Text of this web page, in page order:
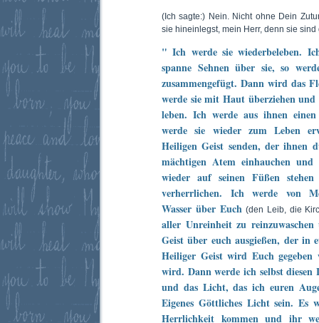
(Ich sagte:) Nein. Nicht ohne Dein
sie hineinlegst, mein Herr, denn sie
" Ich werde sie wiederbeleben.
spanne Sehnen über sie, so
zusammengefügt. Dann wird das
werde sie mit Haut überziehen
leben. Ich werde aus ihnen
werde sie wieder zum Leben
Heiligen Geist senden, der ihnen
mächtigen Atem einhauchen
wieder auf seinen Füßen
verherrlichen. Ich werde von
Wasser über Euch (den Leib, die
aller Unreinheit zu
Geist über euch ausgießen, der
Heiliger Geist wird Euch
wird. Dann werde ich selbst
und das Licht, das ich euren
Eigenes Göttliches Licht sein. Es
Herrlichkeit kommen und ihr